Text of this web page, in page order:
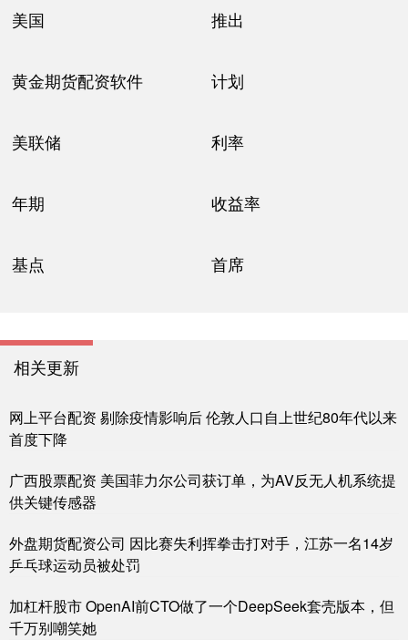
美国 推出
黄金期货配资软件 计划
美联储 利率
年期 收益率
基点 首席
相关更新
网上平台配资 剔除疫情影响后 伦敦人口自上世纪80年代以来
首度下降
广西股票配资 美国菲力尔公司获订单，为AV反无人机系统提
供关键传感器
外盘期货配资公司 因比赛失利挥拳击打对手，江苏一名14岁
乒乓球运动员被处罚
加杠杆股市 OpenAI前CTO做了一个DeepSeek套壳版本，但
千万别嘲笑她